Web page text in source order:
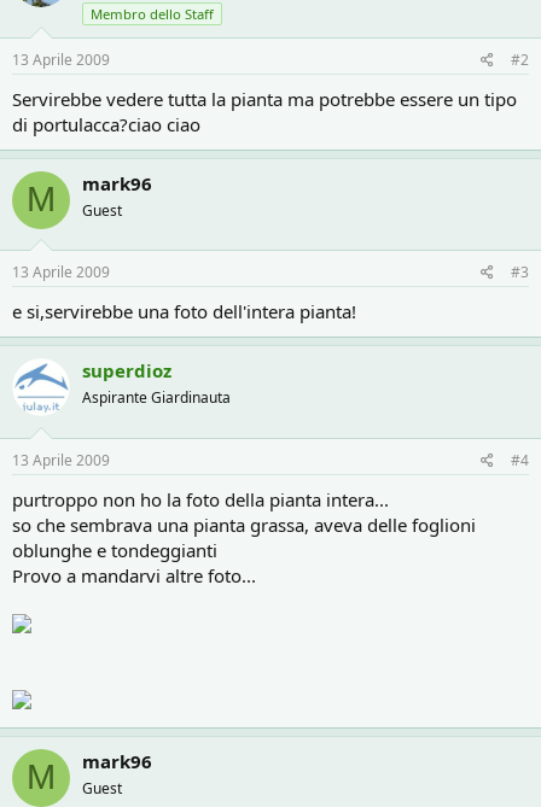
Membro dello Staff
13 Aprile 2009 #2
Servirebbe vedere tutta la pianta ma potrebbe essere un tipo
di portulacca?ciao ciao
M mark96
Guest
13 Aprile 2009 #3
e si,servirebbe una foto dell'intera pianta!
superdioz
Aspirante Giardinauta
13 Aprile 2009 #4
purtroppo non ho la foto della pianta intera...
so che sembrava una pianta grassa, aveva delle foglioni
oblunghe e tondeggianti
Provo a mandarvi altre foto...
M mark96
Guest